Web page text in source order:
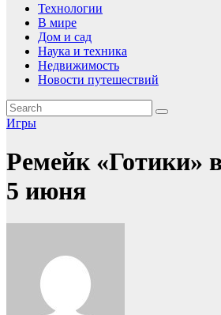
Технологии
В мире
Дом и сад
Наука и техника
Недвижимость
Новости путешествий
Игры
Ремейк «Готики»
5 июня